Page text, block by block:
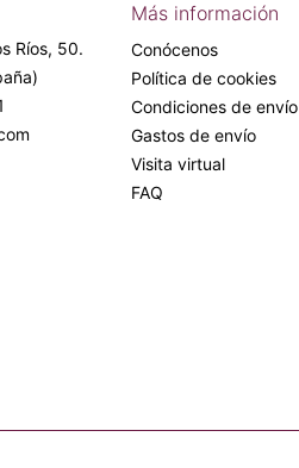
Ríos, 50.
Más información
Conócenos
Política de cookies
Condiciones de envío
Gastos de envío
Visita virtual
FAQ